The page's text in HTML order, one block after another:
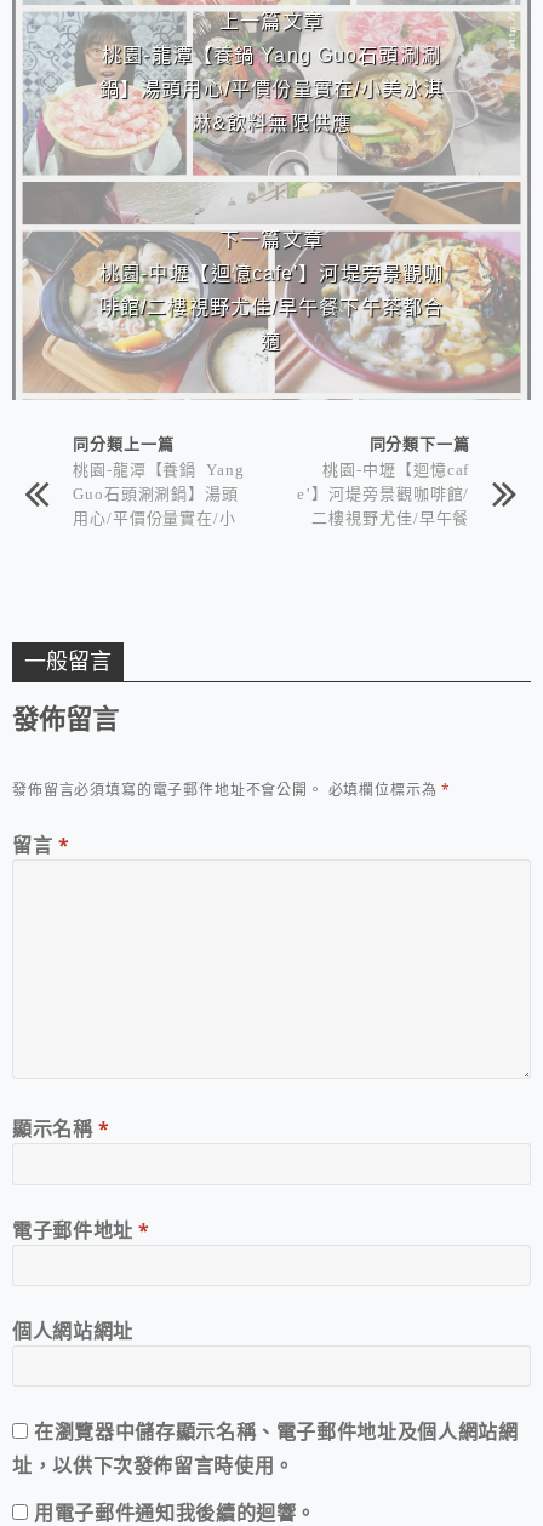
上一篇文章
桃園-龍潭【養鍋 Yang Guo石頭涮涮
鍋】湯頭用心/平價份量實在/小美冰淇
淋&飲料無限供應
下一篇文章
桃園-中壢【迴憶cafe'】河堤旁景觀咖
啡館/二樓視野尤佳/早午餐下午茶都合
適
同分類上一篇
桃園-龍潭【養鍋 Yang
Guo石頭涮涮鍋】湯頭
用心/平價份量實在/小
同分類下一篇
桃園-中壢【迴憶caf
e’】河堤旁景觀咖啡館/
二樓視野尤佳/早午餐
一般留言
發佈留言
發佈留言必須填寫的電子郵件地址不會公開。 必填欄位標示為*
留言 *
顯示名稱*
電子郵件地址*
個人網站網址
在瀏覽器中儲存顯示名稱、電子郵件地址及個人網站網
址，以供下次發佈留言時使用。
用電子郵件通知我後續的迴響。